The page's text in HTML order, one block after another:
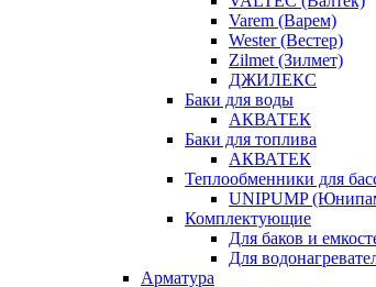
Varem (Варем)
Wester (Вестер)
Zilmet (Зилмет)
ДЖИЛЕКС
Баки для воды
АКВАТЕК
Баки для топлива
АКВАТЕК
Теплообменники для
UNIPUMP
Комплектующие
Для баков и
Для
Арматура